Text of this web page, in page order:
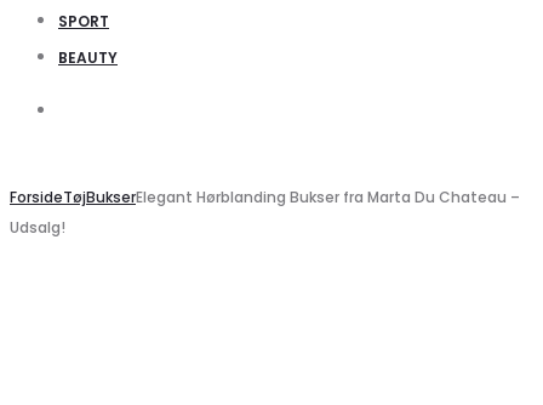
SPORT
BEAUTY
ForsideTøjBukserElegant Hørblanding Bukser fra Marta Du Chateau –
Udsalg!